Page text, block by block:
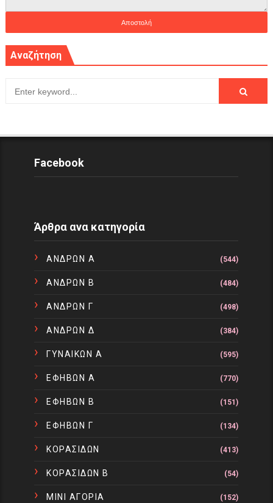
Αναζήτηση
Facebook
Άρθρα ανα κατηγορία
ΑΝΔΡΩΝ Α (544)
ΑΝΔΡΩΝ Β (484)
ΑΝΔΡΩΝ Γ (498)
ΑΝΔΡΩΝ Δ (384)
ΓΥΝΑΙΚΩΝ Α (595)
ΕΦΗΒΩΝ Α (770)
ΕΦΗΒΩΝ Β (151)
ΕΦΗΒΩΝ Γ (134)
ΚΟΡΑΣΙΔΩΝ (413)
ΚΟΡΑΣΙΔΩΝ Β (54)
ΜΙΝΙ ΑΓΟΡΙΑ (152)